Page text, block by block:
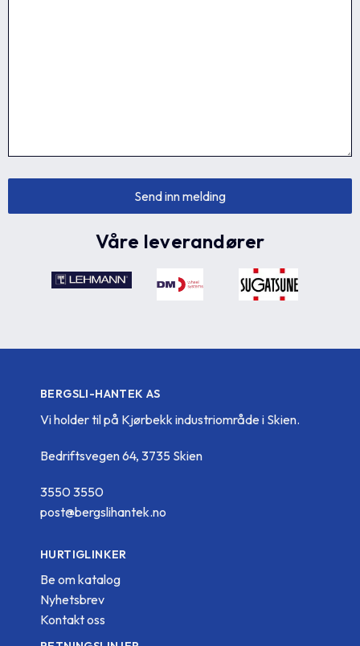
Våre leverandører
BERGSLI-HANTEK AS
Vi holder til på Kjørbekk industriområde i Skien.
Bedriftsvegen 64, 3735 Skien
3550 3550
post@bergslihantek.no
HURTIGLINKER
Be om katalog
Nyhetsbrev
Kontakt oss